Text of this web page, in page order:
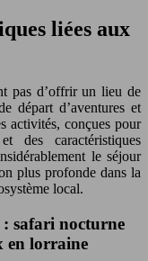
liées aux
pas d’offrir un lieu de
départ d’aventures et
activités, conçues pour
des caractéristiques
le séjour
plus profonde dans la
local.
safari nocturne
en lorraine